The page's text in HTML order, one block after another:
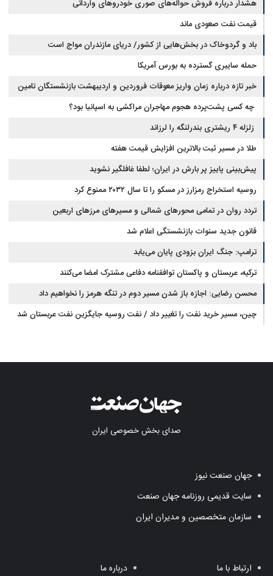
هشدار درباره فروش حواله‌های صوری خودروهای وارداتی
قیمت نفت صعودی ماند
باد و گردوخاک در بخش‌هایی از کشور/ دریای مازندران مواج است
حمله سایبری گسترده به بورس آمریکا
خبر تازه درباره زمان واریز معوقات فروردین و اردیبهشت بازنشستگان تامین
اجتماعی
چه کسی پشت‌پرده هجوم مهاجران مراکشی به اسپانیا بود؟
زلزله ۴ ریشتری بندرلنگه را لرزاند
طلا در مسیر ثبت بالاترین افزایش قیمت هفته
پیش‌بینی پاییز پر بارش در ایران؛ لطفا غافلگیر نشوید
روسیه استخراج رمزارز در مسکو را تا سال ۲۰۳۲ ممنوع کرد
تردد روان در تمامی محورهای شمالی و مسیرهای مرزهای اربعین
قانون جدید سنوات بازنشستگی اعلام شد
ترامپ: جنگ ایران بزودی پایان می‌یابد
ترکیه، عربستان و پاکستان توافقنامه دفاعی مشترک امضا می‌کنند
محسن رضایی: اجازه باز شدن مسیر دوم در تنگه هرمز را نخواهیم داد
چین، مسیر خرید نفت را تغییر داد / نفت روسیه جایگزین نفت عربستان شد
صدای بخش خصوصی ایران
جهان صنعت نیوز
سایت قدیمی روزنامه جهان صنعت
سازمان متخصصین و مدیران ایران
ارتباط با ما درباره ما